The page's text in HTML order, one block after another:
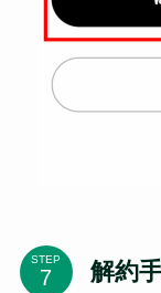
STEP 解約